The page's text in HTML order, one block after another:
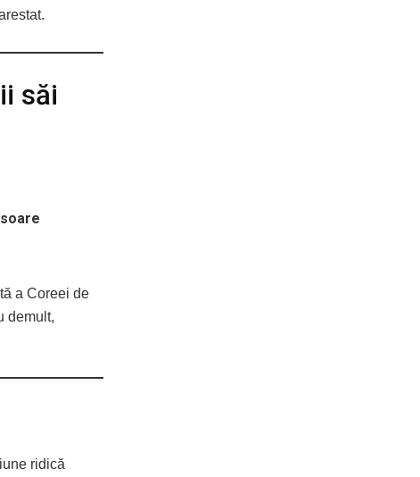
săi
a Coreei de
demult,
ridică